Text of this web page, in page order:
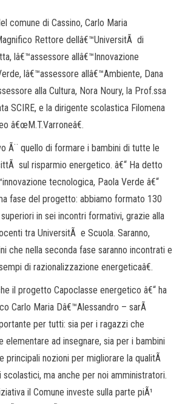
comune di Cassino, Carlo Maria
Rettore dellâ€™UniversitÃ di
lâ€™assessore allâ€™Innovazione
lâ€™assessore allâ€™Ambiente, Dana
alla Cultura, Nora Noury, la Prof.ssa
SCIRE, e la dirigente scolastica Filomena
â€œM.T.Varroneâ€.
Ã¨ quello di formare i bambini di tutte le
sul risparmio energetico. â€“ Ha detto
tecnologica, Paola Verde â€“
fase del progetto: abbiamo formato 130
in sei incontri formativi, grazie alla
tra UniversitÃ e Scuola. Saranno,
che nella seconda fase saranno incontrati e
di razionalizzazione energeticaâ€.
il progetto Capoclasse energetico â€“ ha
Carlo Maria Dâ€™Alessandro – sarÃ
per tutti: sia per i ragazzi che
elementare ad insegnare, sia per i bambini
principali nozioni per migliorare la qualitÃ
ma anche per noi amministratori.
il Comune investe sulla parte piÃ¹